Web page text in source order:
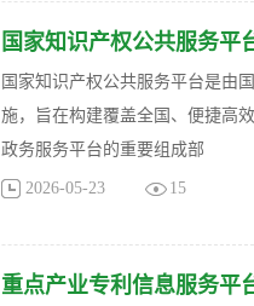
国家知识产权公共服务平
国家知识产权公共服务平台是由
施，旨在构建覆盖全国、便捷高
政务服务平台的重要组成部
2026-05-23 15
重点产业专利信息服务平